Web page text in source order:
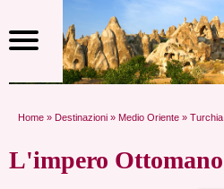
Home » Destinazioni » Medio Oriente » Turchia
L'impero Ottomano